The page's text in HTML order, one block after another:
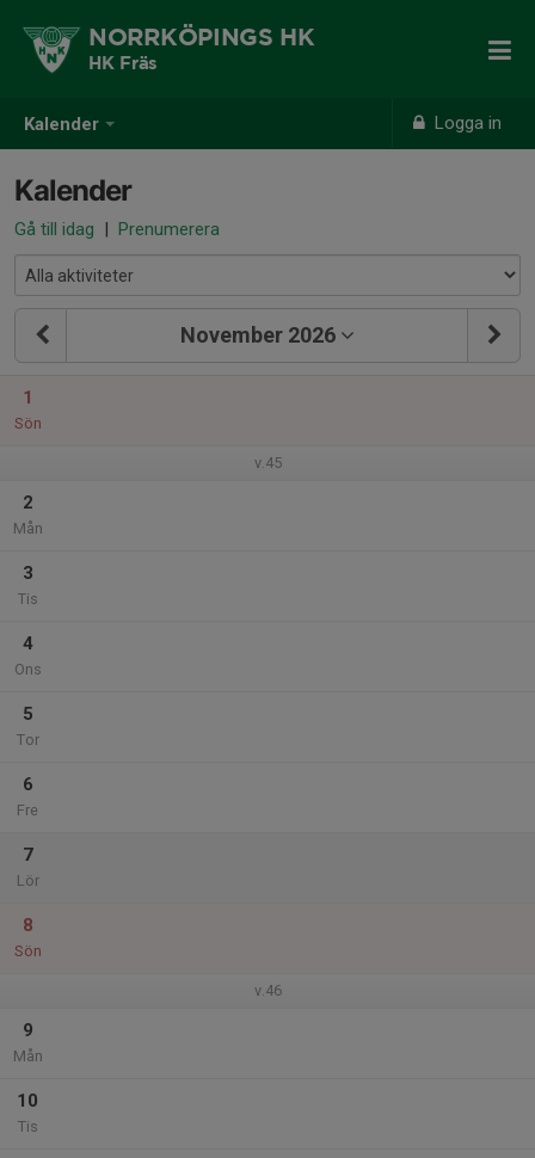
Kalender Logga in
NORRKÖPINGS HK
HK Fräs
Kalender
Gå till idag | Prenumerera
November 2026
1
Sön
v.45
2
Mån
3
Tis
4
Ons
5
Tor
6
Fre
7
Lör
8
Sön
v.46
9
Mån
10
Tis